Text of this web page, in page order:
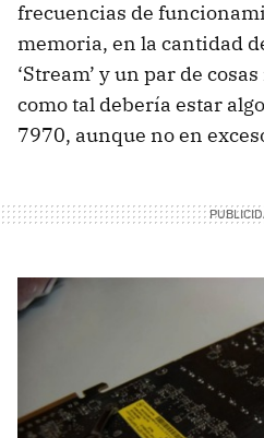
frecuencias de
memoria, en la cantidad
‘Stream’ y un par de
como tal debería estar
7970, aunque no en